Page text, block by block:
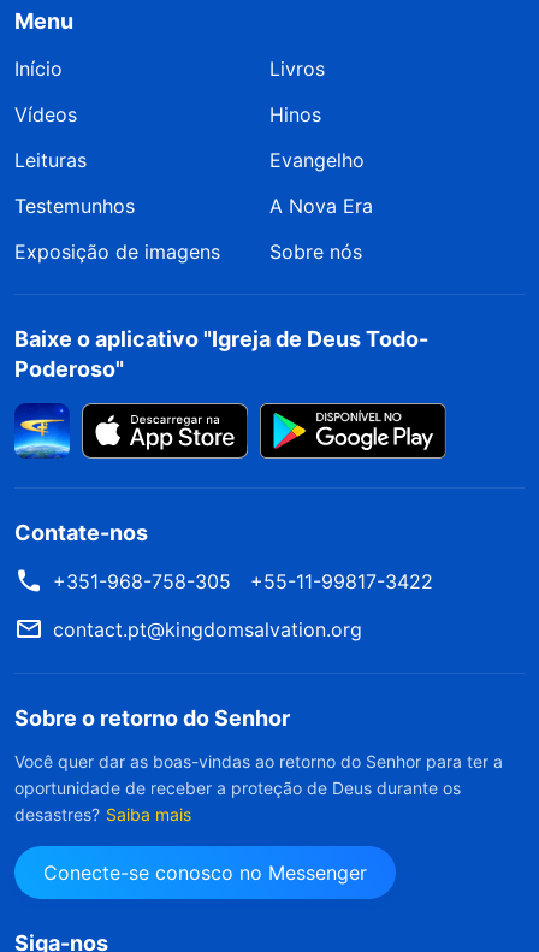
Menu
Início
Livros
Vídeos
Hinos
Leituras
Evangelho
Testemunhos
A Nova Era
Exposição de imagens
Sobre nós
Baixe o aplicativo "Igreja de Deus Todo-
Poderoso"
Contate-nos
+351-968-758-305
+55-11-99817-3422
contact.pt@kingdomsalvation.org
Sobre o retorno do Senhor
Você quer dar as boas-vindas ao retorno do Senhor para ter a
oportunidade de receber a proteção de Deus durante os
desastres? Saiba mais
Conecte-se conosco no Messenger
Siga-nos